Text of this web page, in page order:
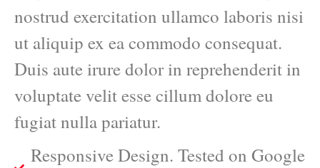
nostrud exercitation ullamco laboris nisi
ut aliquip ex ea commodo consequat.
Duis aute irure dolor in reprehenderit in
voluptate velit esse cillum dolore eu
fugiat nulla pariatur.
Responsive Design. Tested on Google